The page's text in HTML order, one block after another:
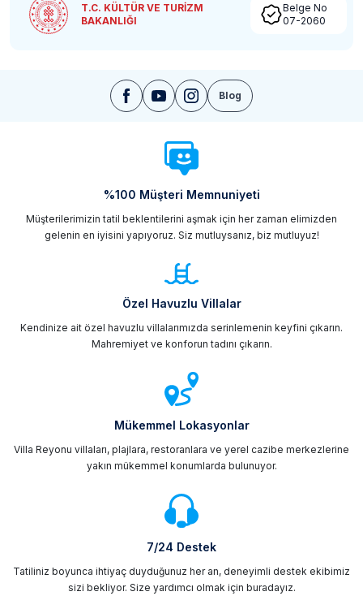
T.C. KÜLTÜR VE TURİZM
BAKANLIĞI
Belge No
07-2060
Blog
%100 Müşteri Memnuniyeti
Müşterilerimizin tatil beklentilerini aşmak için her zaman elimizden
gelenin en iyisini yapıyoruz. Siz mutluysanız, biz mutluyuz!
Özel Havuzlu Villalar
Kendinize ait özel havuzlu villalarımızda serinlemenin keyfini çıkarın.
Mahremiyet ve konforun tadını çıkarın.
Mükemmel Lokasyonlar
Villa Reyonu villaları, plajlara, restoranlara ve yerel cazibe merkezlerine
yakın mükemmel konumlarda bulunuyor.
7/24 Destek
Tatiliniz boyunca ihtiyaç duyduğunuz her an, deneyimli destek ekibimiz
sizi bekliyor. Size yardımcı olmak için buradayız.